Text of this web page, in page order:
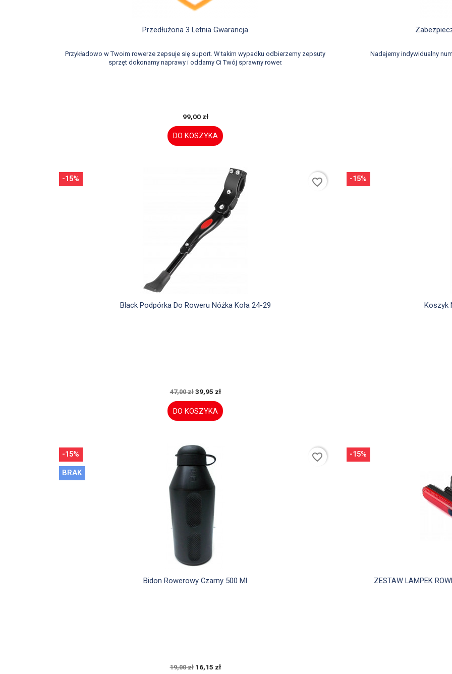
Szybki podgląd
Przedłużona 3 Letnia Gwarancja
Przykładowo w Twoim rowerze zepsuje się suport. W takim wypadku odbierzemy zepsuty
sprzęt dokonamy naprawy i oddamy Ci Twój sprawny rower.
99,00 zł
DO KOSZYKA
Nadajemy indywidualny
Szybki podgląd
Black Podpórka Do Roweru Nóżka Koła 24-29
47,00 zł 39,95 zł
DO KOSZYKA
-15% favorite_border
Koszyk
-15%
Szybki podgląd
Bidon Rowerowy Czarny 500 Ml
19,00 zł 16,15 zł
-15%
BRAK
favorite_border
ZESTAW LAMPEK
-15%